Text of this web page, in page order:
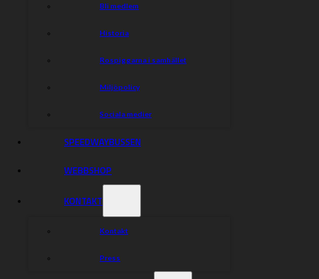
Bli medlem
Historia
Rospiggarna i samhället
Miljöpolicy
Sociala medier
SPEEDWAYBUSSEN
WEBBSHOP
KONTAKT
Kontakt
Press